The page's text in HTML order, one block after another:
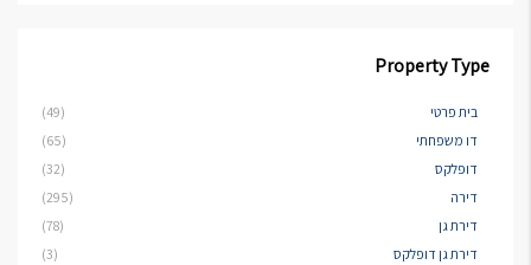
Property Type
בית פרטי
(49)
דו משפחתי
(65)
דופלקס
(32)
דירה
(295)
דירת גן
(78)
דירת גן דופלקס
(3)